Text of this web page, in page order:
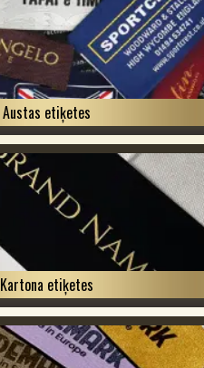
Austas etiķetes
Kartona etiķetes